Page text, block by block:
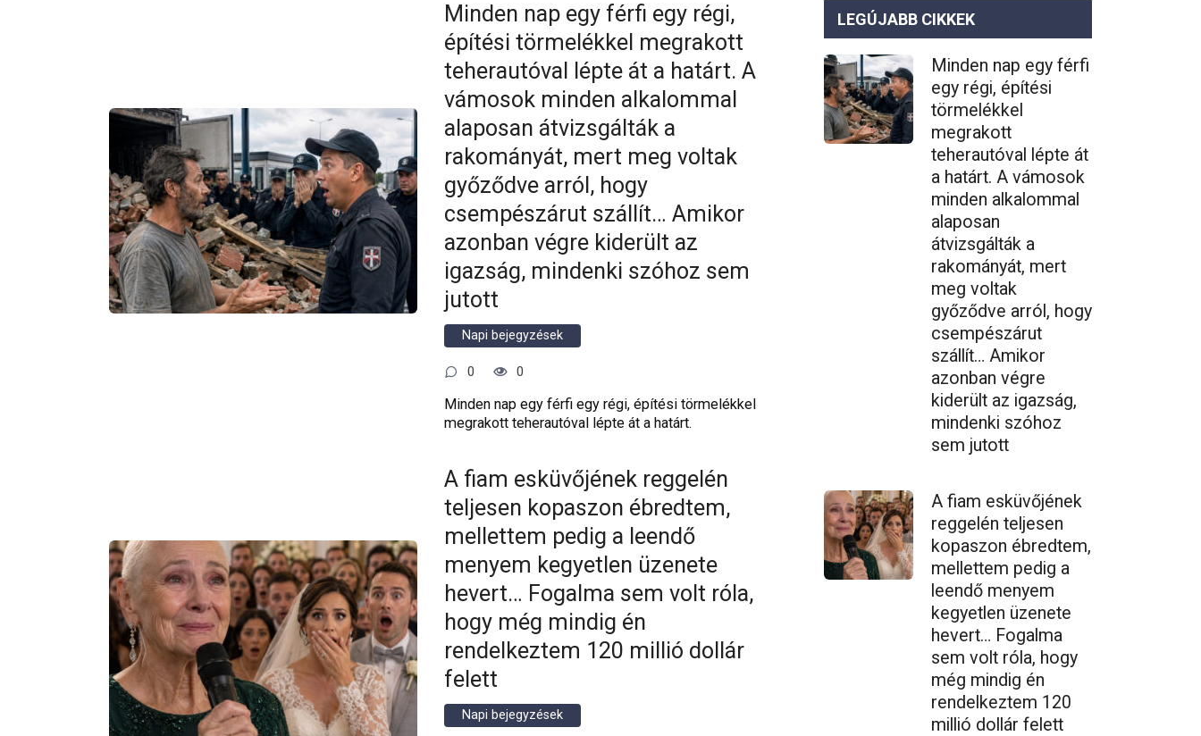
Minden nap egy férfi egy régi,
építési törmelékkel megrakott
teherautóval lépte át a határt. A
vámosok minden alkalommal
alaposan átvizsgálták a
rakományát, mert meg voltak
győződve arról, hogy
csempészárut szállít… Amikor
azonban végre kiderült az
igazság, mindenki szóhoz sem
jutott
Napi bejegyzések
0 0
Minden nap egy férfi egy régi, építési törmelékkel
megrakott teherautóval lépte át a határt.
A fiam esküvőjének reggelén
teljesen kopaszon ébredtem,
mellettem pedig a leendő
menyem kegyetlen üzenete
hevert… Fogalma sem volt róla,
hogy még mindig én
rendelkeztem 120 millió dollár
felett
Napi bejegyzések
LEGÚJABB CIKKEK
Minden nap egy férfi
egy régi, építési
törmelékkel
megrakott
teherautóval lépte át
a határt. A vámosok
minden alkalommal
alaposan
átvizsgálták a
rakományát, mert
meg voltak
győződve arról, hogy
csempészárut
szállít… Amikor
azonban végre
kiderült az igazság,
mindenki szóhoz
sem jutott
A fiam esküvőjének
reggelén teljesen
kopaszon ébredtem,
mellettem pedig a
leendő menyem
kegyetlen üzenete
hevert… Fogalma
sem volt róla, hogy
még mindig én
rendelkeztem 120
millió dollár felett